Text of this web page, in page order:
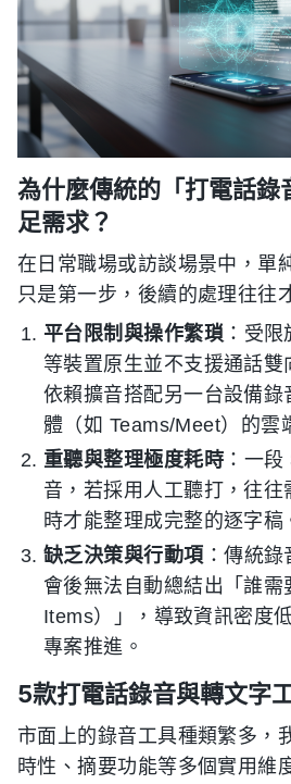
為什麼傳統的「打電話錄
足需求？
在日常職場或訪談場景中，單
只是第一步，後續的處理往往
平台限制與操作繁瑣 ：受
等裝置原生並不支援通話
依賴擴音搭配另一台設備錄
體（如 Teams/Meet）的雲
重聽與整理極度耗時 ：一
音，若採用人工聽打，往
時才能整理成完整的逐字稿
缺乏決策與行動項 ：傳統
會後無法自動總結出「誰
Items）」，導致資訊密度
專案推進。
5款打電話錄音與轉文字
市面上的錄音工具種類繁多，
時性、摘要功能等多個實用維